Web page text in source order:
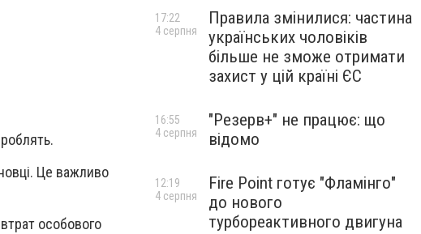
Це важливо
особового
Правила змінилися: частина
українських чоловіків
більше не зможе отримати
захист у цій країні ЄС
17:22
4 серпня
"Резерв+" не працює: що
відомо
16:55
4 серпня
Fire Point готує "Фламінго"
до нового
турбореактивного двигуна
12:19
4 серпня